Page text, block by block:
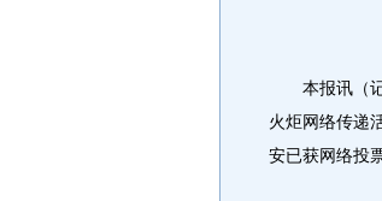
本报讯（记
火炬网络传递
安已获网络投